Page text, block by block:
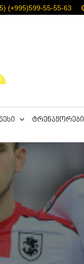
(+995)599-55-55-63
ტრენაჟორები